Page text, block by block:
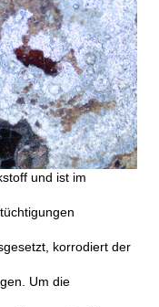
und ist im
korrodiert der
Um die